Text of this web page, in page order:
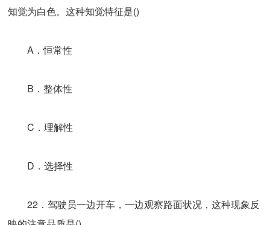
知觉为白色。这种知觉特征是()
A．恒常性
B．整体性
C．理解性
D．选择性
22．驾驶员一边开车，一边观察路面状况，这种现象反